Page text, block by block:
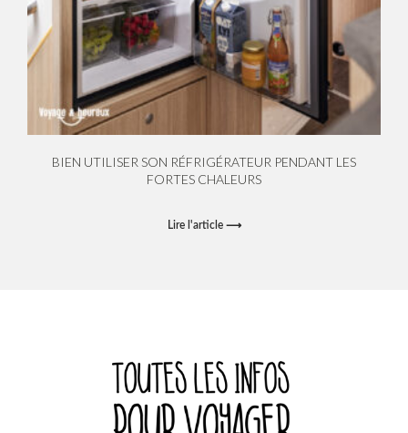
BIEN UTILISER SON RÉFRIGÉRATEUR PENDANT LES
FORTES CHALEURS
Lire l'article ⟶